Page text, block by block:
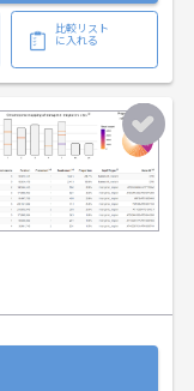
比較リスト
に入れる